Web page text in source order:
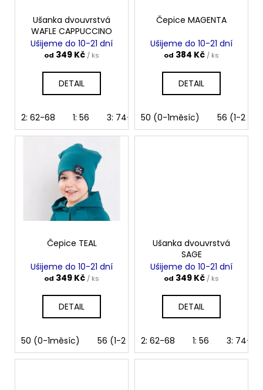
Ušanka dvouvrstvá
WAFLE CAPPUCCINO
Ušijeme do 10-21 dní
od 349 Kč / ks
DETAIL
2: 62-68 1: 56 3: 74-80 4: 86-92 5: 98-104
Čepice MAGENTA
Ušijeme do 10-21 dní
od 384 Kč / ks
DETAIL
50 (0-1měsíc) 56 (1-2
Čepice TEAL
Ušijeme do 10-21 dní
od 349 Kč / ks
DETAIL
50 (0-1měsíc) 56 (1-2 měsíce) 62 (2-3 měsíce)
Ušanka dvouvrstvá
SAGE
Ušijeme do 10-21 dní
od 349 Kč / ks
DETAIL
2: 62-68 1: 56 3: 74-80